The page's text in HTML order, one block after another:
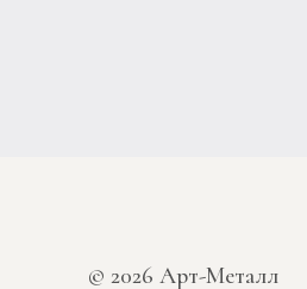
© 2026 Арт-Металл